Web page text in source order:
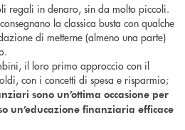
regali in denaro, sin da molto piccoli.
la classica busta con qualche
di metterne (almeno una parte)
il loro primo approccio con il
con i concetti di spesa e risparmio;
sono un’ottima occasione per
un’educazione finanziaria efficace